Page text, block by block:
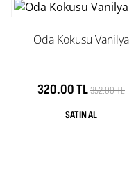
Oda Kokusu Vanilya
320.00 TL352.00 TL